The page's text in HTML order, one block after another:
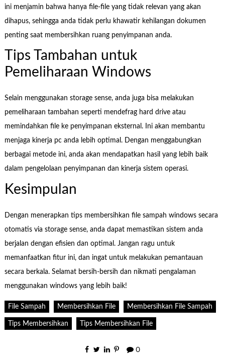
ini menjamin bahwa hanya file-file yang tidak relevan yang akan
dihapus, sehingga anda tidak perlu khawatir kehilangan dokumen
penting saat membersihkan ruang penyimpanan anda.
Tips Tambahan untuk
Pemeliharaan Windows
Selain menggunakan storage sense, anda juga bisa melakukan
pemeliharaan tambahan seperti mendefrag hard drive atau
memindahkan file ke penyimpanan eksternal. Ini akan membantu
menjaga kinerja pc anda lebih optimal. Dengan menggabungkan
berbagai metode ini, anda akan mendapatkan hasil yang lebih baik
dalam pengelolaan penyimpanan dan kinerja sistem operasi.
Kesimpulan
Dengan menerapkan tips membersihkan file sampah windows secara
otomatis via storage sense, anda dapat memastikan sistem anda
berjalan dengan efisien dan optimal. Jangan ragu untuk
memanfaatkan fitur ini, dan ingat untuk melakukan pemantauan
secara berkala. Selamat bersih-bersih dan nikmati pengalaman
menggunakan windows yang lebih baik!
File Sampah Membersihkan File Membersihkan File Sampah
Tips Membersihkan Tips Membersihkan File
0